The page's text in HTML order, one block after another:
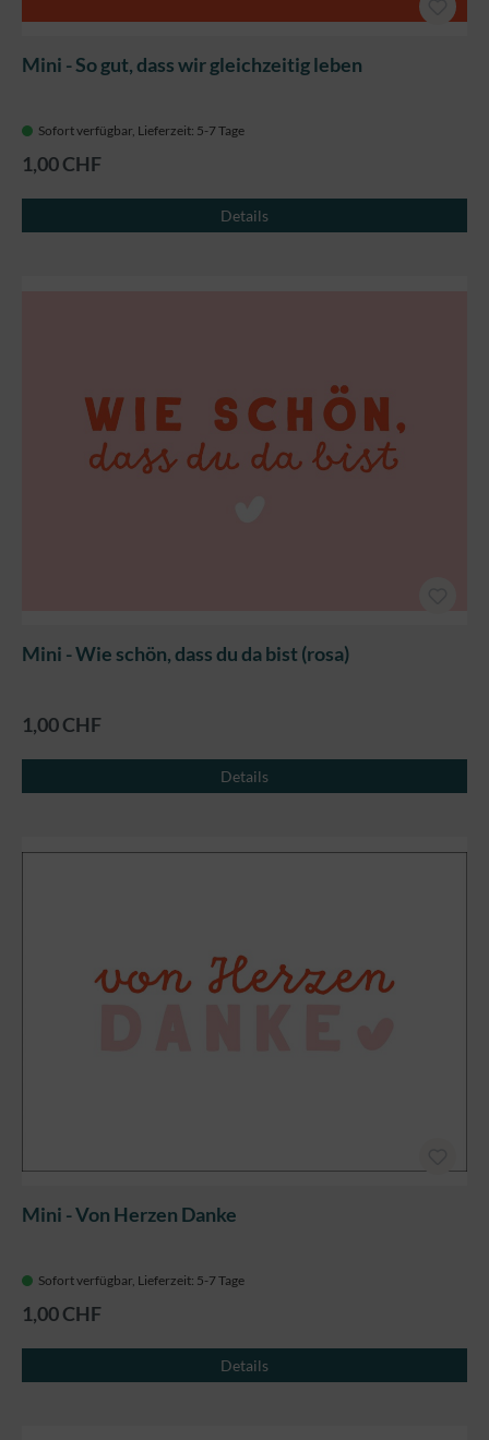
Mini - So gut, dass wir gleichzeitig leben
Sofort verfügbar, Lieferzeit: 5-7 Tage
1,00 CHF
Details
Mini - Wie schön, dass du da bist (rosa)
1,00 CHF
Details
Mini - Von Herzen Danke
Sofort verfügbar, Lieferzeit: 5-7 Tage
1,00 CHF
Details